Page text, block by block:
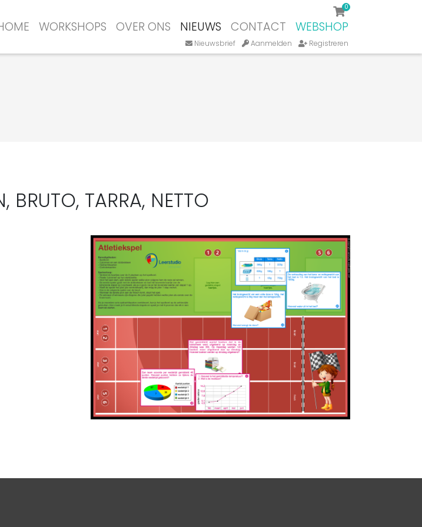
WORKSHOPS OVER ONS NIEUWS CONTACT WEBSHOP
0
Nieuwsbrief Aanmelden Registreren
BRUTO, TARRA, NETTO